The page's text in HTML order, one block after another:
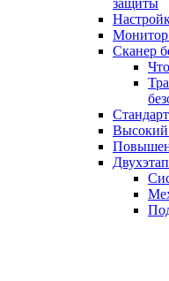
защиты
Монитор
Сканер
Высокий